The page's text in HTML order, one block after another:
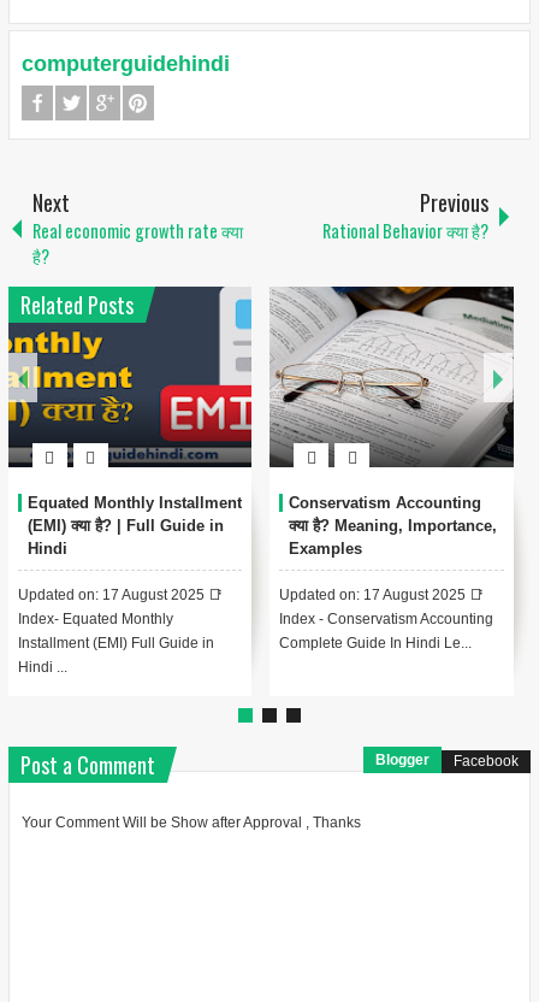
computerguidehindi
Next
Real economic growth rate क्या
है?
Previous
Rational Behavior क्या है?
Related Posts
Equated Monthly Installment
(EMI) क्या है? | Full Guide in
Hindi
Updated on: 17 August 2025 📑
Index- Equated Monthly
Installment (EMI) Full Guide in
Hindi ...
Conservatism Accounting
क्या है? Meaning, Importance,
Examples
Updated on: 17 August 2025 📑
Index - Conservatism Accounting
Complete Guide In Hindi Le...
Post a Comment Blogger Facebook
Your Comment Will be Show after Approval , Thanks